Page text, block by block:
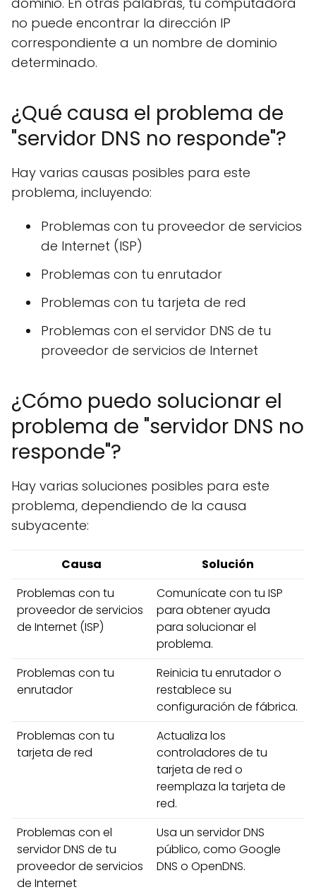
no puede encontrar la dirección IP
correspondiente a un nombre de dominio
determinado.
¿Qué causa el problema de
"servidor DNS no responde"?
Hay varias causas posibles para este
problema, incluyendo:
Problemas con tu proveedor de servicios
de Internet (ISP)
Problemas con tu enrutador
Problemas con tu tarjeta de red
Problemas con el servidor DNS de tu
proveedor de servicios de Internet
¿Cómo puedo solucionar el
problema de "servidor DNS no
responde"?
Hay varias soluciones posibles para este
problema, dependiendo de la causa
subyacente:
Causa
Solución
Problemas con tu
proveedor de servicios
de Internet (ISP)
Comunícate con tu ISP
para obtener ayuda
para solucionar el
problema.
Problemas con tu
enrutador
Reinicia tu enrutador o
restablece su
configuración de fábrica.
Problemas con tu
tarjeta de red
Actualiza los
controladores de tu
tarjeta de red o
reemplaza la tarjeta de
red.
Problemas con el
servidor DNS de tu
proveedor de servicios
de Internet
Usa un servidor DNS
público, como Google
DNS o OpenDNS.